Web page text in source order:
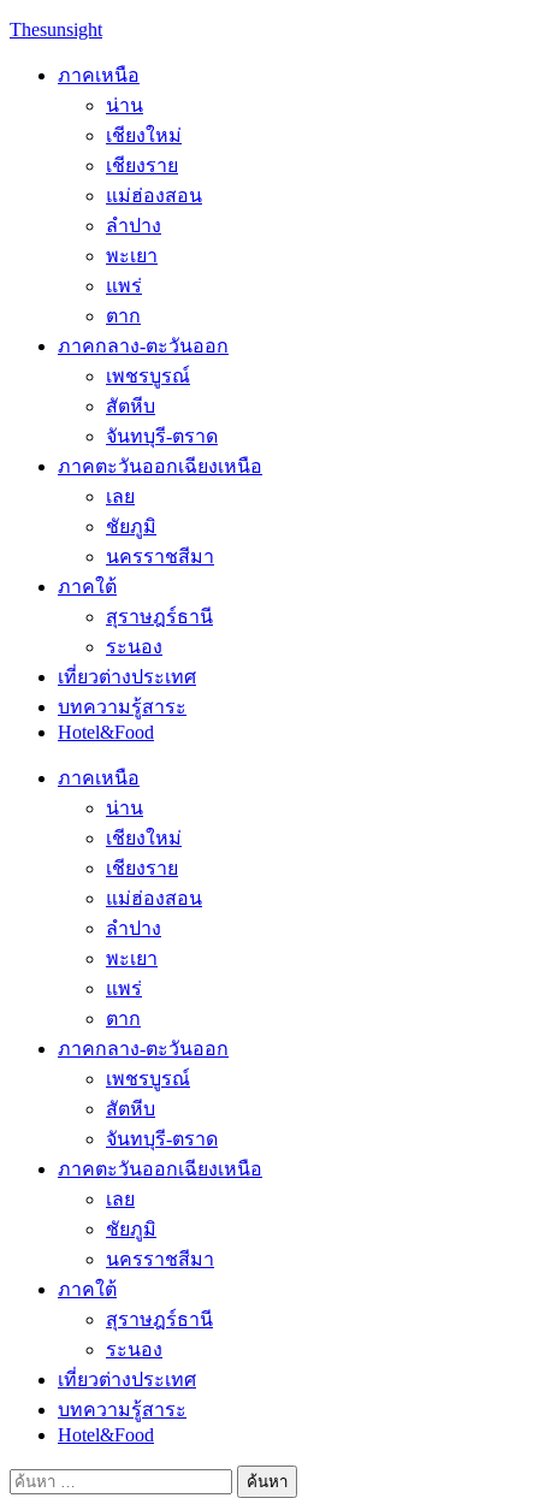
Skip
content
Thesunsight
ภาคเหนือ
น่าน
เชียงใหม่
เชียงราย
แม่ฮ่องสอน
ลำปาง
พะเยา
แพร่
ตาก
ภาคกลาง-ตะวันออก
เพชรบูรณ์
สัตหีบ
จันทบุรี-ตราด
ภาคตะวันออกเฉียงเหนือ
เลย
ชัยภูมิ
นครราชสีมา
ภาคใต้
สุราษฎร์ธานี
ระนอง
เที่ยวต่างประเทศ
บทความรู้สาระ
Hotel&Food
ภาคเหนือ
น่าน
เชียงใหม่
เชียงราย
แม่ฮ่องสอน
ลำปาง
พะเยา
แพร่
ตาก
ภาคกลาง-ตะวันออก
เพชรบูรณ์
สัตหีบ
จันทบุรี-ตราด
ภาคตะวันออกเฉียงเหนือ
เลย
ชัยภูมิ
นครราชสีมา
ภาคใต้
สุราษฎร์ธานี
ระนอง
เที่ยวต่างประเทศ
บทความรู้สาระ
Hotel&Food
ค้นหา